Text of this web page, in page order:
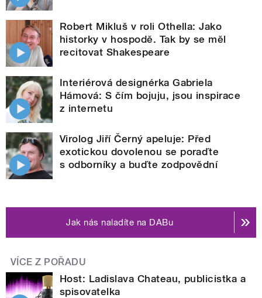
Robert Mikluš v roli Othella: Jako
historky v hospodě. Tak by se měl
recitovat Shakespeare
Interiérová designérka Gabriela
Hámová: S čím bojuju, jsou inspirace
z internetu
Virolog Jiří Černý apeluje: Před
exotickou dovolenou se poraďte
s odborníky a buďte zodpovědní
Jak nás naladíte na DABu
VÍCE Z POŘADU
Host: Ladislava Chateau, publicistka a
spisovatelka